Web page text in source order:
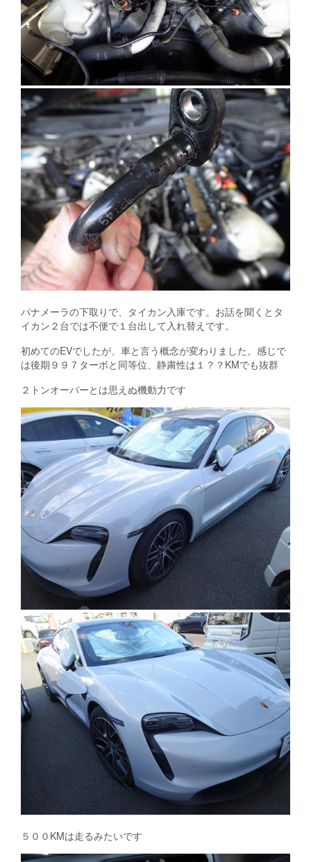
パナメーラの下取りで、タイカン入庫です。お話を聞くとタ
イカン２台では不便で１台出して入れ替えです。
初めてのEVでしたが、車と言う概念が変わりました。感じで
は後期９９７ターボと同等位、静粛性は１？？KMでも抜群
２トンオーバーとは思えぬ機動力です
５００KMは走るみたいです